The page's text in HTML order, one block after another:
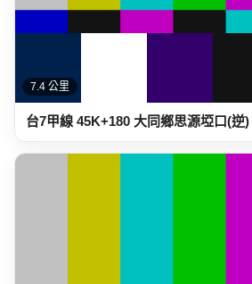
7.4 公里
台7甲線 45K+180 大同鄉思源埡口(逆)